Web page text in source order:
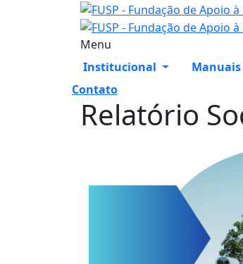
Menu
Institucional
Contato
Relatório